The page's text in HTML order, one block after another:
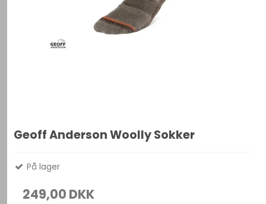
Geoff Anderson Woolly Sokker
På lager
249,00 DKK